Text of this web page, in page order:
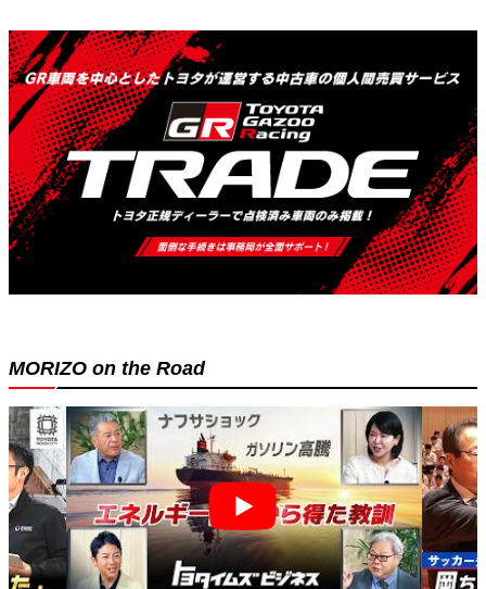
MORIZO on the Road